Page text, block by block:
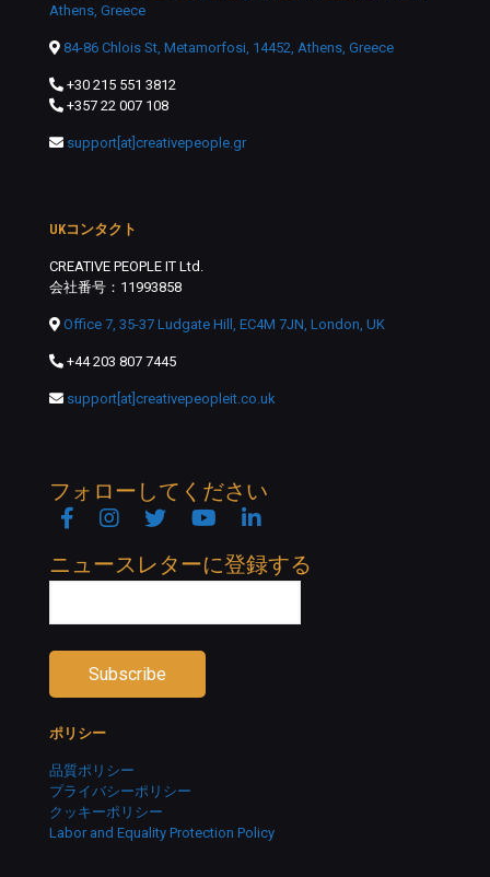
Athens, Greece
84-86 Chlois St, Metamorfosi, 14452, Athens, Greece
+30 215 551 3812
+357 22 007 108
support[at]creativepeople.gr
UKコンタクト
CREATIVE PEOPLE IT Ltd.
会社番号：11993858
Office 7, 35-37 Ludgate Hill, EC4M 7JN, London, UK
+44 203 807 7445
support[at]creativepeopleit.co.uk
フォローしてください
FacebookInstagramTwitter YouTubeLinkedin
ニュースレターに登録する
ポリシー
品質ポリシー
プライバシーポリシー
クッキーポリシー
Labor and Equality Protection Policy